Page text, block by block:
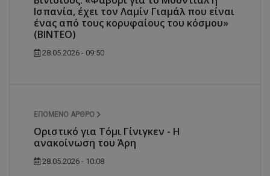
Ισπανία, έχει τον Λαμίν Γιαμάλ που είναι
ένας από τους κορυφαίους του κόσμου»
(ΒΙΝΤΕΟ)
28.05.2026 - 09:50
ΕΠΌΜΕΝΟ ΆΡΘΡΟ
Οριστικό για Τόμι Γίνιγκεν - Η
ανακοίνωση του Άρη
28.05.2026 - 10:08